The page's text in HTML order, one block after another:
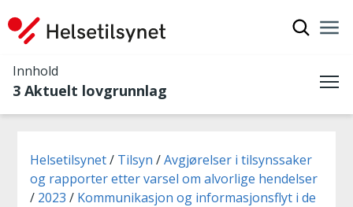
Innhold
3 Aktuelt lovgrunnlag
Du er her:
Helsetilsynet Tilsyn
Avgjørelser i tilsynssaker
og rapporter etter varsel om alvorlige hendelser
2023
Kommunikasjon og informasjonsflyt i de